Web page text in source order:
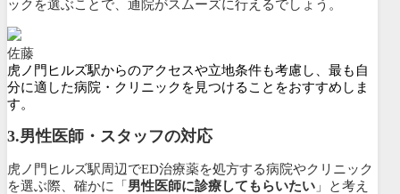
ックを選ぶことで、通院がスムーズに行えるでしょう。
佐藤
虎ノ門ヒルズ駅からのアクセスや立地条件も考慮し、最も自
分に適した病院・クリニックを見つけることをおすすめしま
す。
3.男性医師・スタッフの対応
虎ノ門ヒルズ駅周辺でED治療薬を処方する病院やクリニック
を選ぶ際、確かに「 男性医師に診療してもらいたい 」と考え